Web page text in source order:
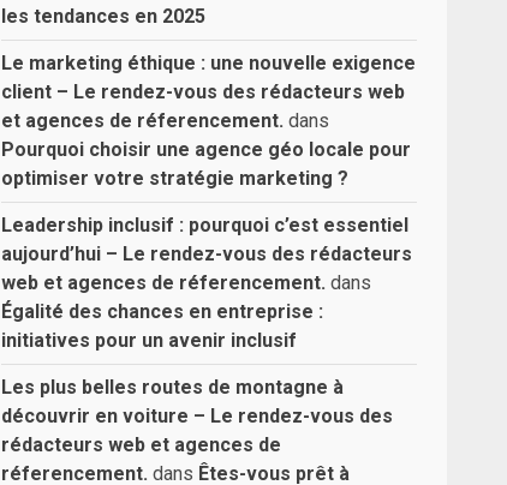
les tendances en 2025
Le marketing éthique : une nouvelle exigence
client – Le rendez-vous des rédacteurs web
et agences de réferencement. dans
Pourquoi choisir une agence géo locale pour
optimiser votre stratégie marketing ?
Leadership inclusif : pourquoi c’est essentiel
aujourd’hui – Le rendez-vous des rédacteurs
web et agences de réferencement. dans
Égalité des chances en entreprise :
initiatives pour un avenir inclusif
Les plus belles routes de montagne à
découvrir en voiture – Le rendez-vous des
rédacteurs web et agences de
réferencement. dans Êtes-vous prêt à